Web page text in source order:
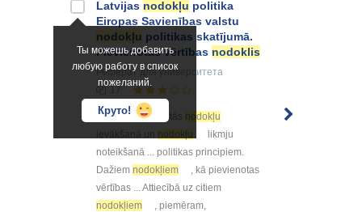
Ты можешь добавить
любую работу в список
пожеланий.
Круто!
Latvijas nodokļu politika
Eiropas Savienības valstu
nodokļu politikas skatījumā.
Pievienotas vērtības nodoklis
Реферат для университета
... veidā neiesaistās nodokļu
ievākšanā un nodokļu
likmju
noteikšanā ... politikas principiem.
Dažiem nodokļiem
, kā pievienotas
vērtības ... Attiecībā uz citiem
nodokļiem
, piemēram,